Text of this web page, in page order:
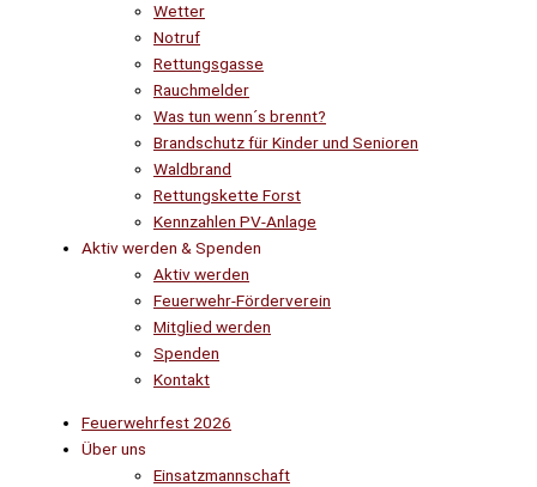
Wetter
Notruf
Rettungsgasse
Rauchmelder
Was tun wenn´s brennt?
Brandschutz für Kinder und Senioren
Waldbrand
Rettungskette Forst
Kennzahlen PV-Anlage
Aktiv werden & Spenden
Aktiv werden
Feuerwehr-Förderverein
Mitglied werden
Spenden
Kontakt
Feuerwehrfest 2026
Über uns
Einsatzmannschaft